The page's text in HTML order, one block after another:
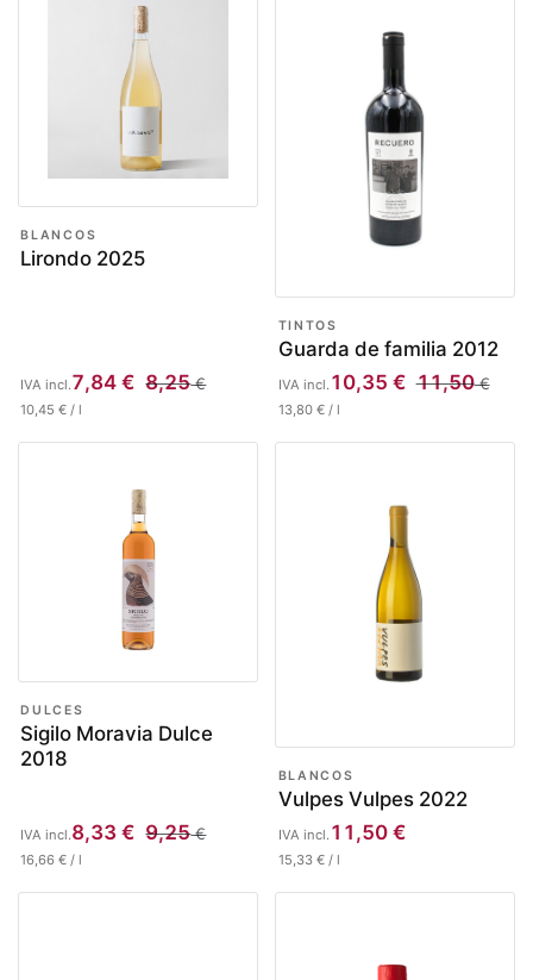
BLANCOS
Lirondo 2025
7,84 € 8,25€
IVA incl.
10,45 € / l
TINTOS
Guarda de familia 2012
10,35 € 11,50€
IVA incl.
13,80€/ l
DULCES
Sigilo Moravia Dulce
2018
8,33 € 9,25€
IVA incl.
16,66 € / l
BLANCOS
Vulpes Vulpes 2022
11,50€
IVA incl.
15,33€/ l